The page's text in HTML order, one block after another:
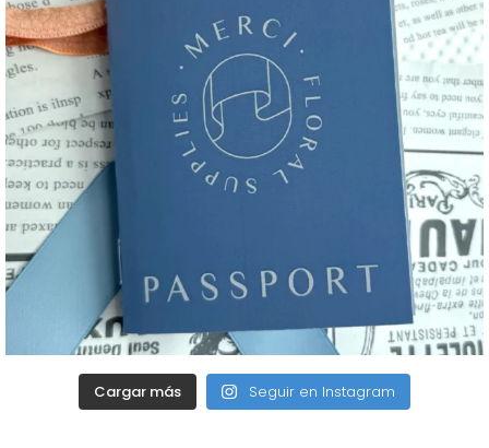
Cargar más Seguir en Instagram